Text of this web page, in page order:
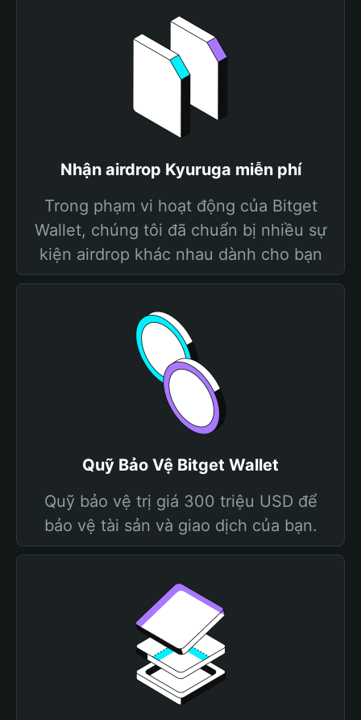
Nhận airdrop Kyuruga miễn phí
Trong phạm vi hoạt động của Bitget
Wallet, chúng tôi đã chuẩn bị nhiều sự
kiện airdrop khác nhau dành cho bạn
Quỹ Bảo Vệ Bitget Wallet
Quỹ bảo vệ trị giá 300 triệu USD để
bảo vệ tài sản và giao dịch của bạn.